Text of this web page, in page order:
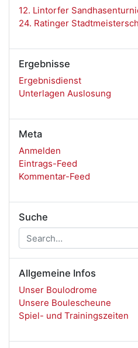
12. Lintorfer
24. Ratinger
Ergebnisse
Ergebnisdienst
Unterlagen Auslosung
Meta
Anmelden
Eintrags-Feed
Kommentar-Feed
Suche
Allgemeine Infos
Unser Boulodrome
Unsere Boulescheune
Spiel- und Trainingszeiten